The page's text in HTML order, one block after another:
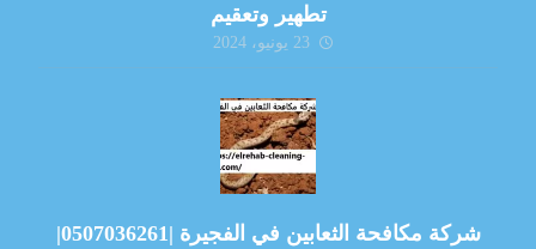
تطهير وتعقيم
23 يونيو، 2024
شركة مكافحة الثعابين في الفجيرة |0507036261|